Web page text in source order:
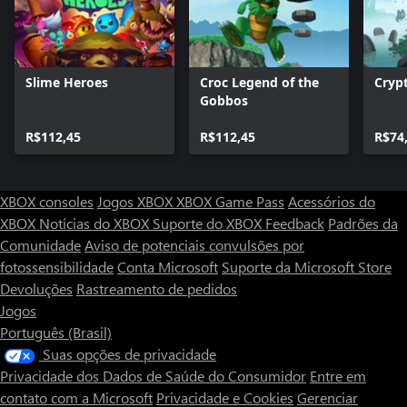
Slime Heroes
R$112,45
Croc Legend of the
Gobbos
R$112,45
XBOX consoles Jogos XBOXXBOX Game Pass Acessórios do
XBOX Notícias do XBOX Suporte do XBOX Feedback Padrões da
ComunidadeAviso de potenciais convulsões por
fotossensibilidadeConta Microsoft Suporte da Microsoft Store
Devoluções Rastreamento de pedidos
Jogos
Português (Brasil)
Suas opções de privacidade
Privacidade dos Dados de Saúde do Consumidor Entre em
contato com a Microsoft Privacidade e Cookies Gerenciar